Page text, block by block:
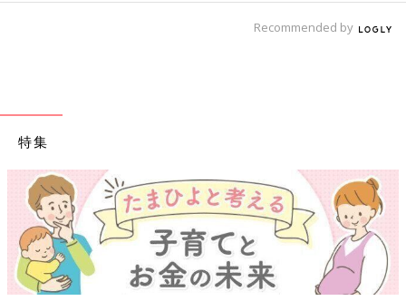
Recommended by
特集